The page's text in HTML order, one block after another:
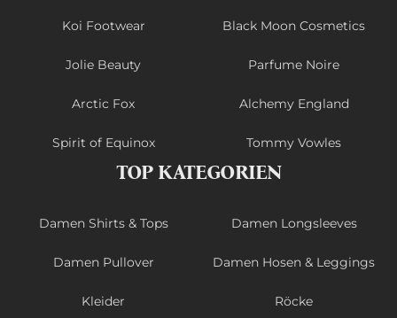
Koi Footwear Black Moon Cosmetics
Jolie Beauty Parfume Noire
Arctic Fox Alchemy England
Spirit of Equinox Tommy Vowles
TOP KATEGORIEN
Damen Shirts & Tops Damen Longsleeves
Damen Pullover Damen Hosen & Leggings
Kleider Röcke